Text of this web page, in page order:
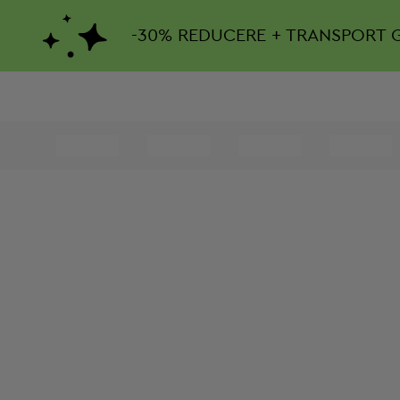
-30% REDUCERE + TRANSPORT